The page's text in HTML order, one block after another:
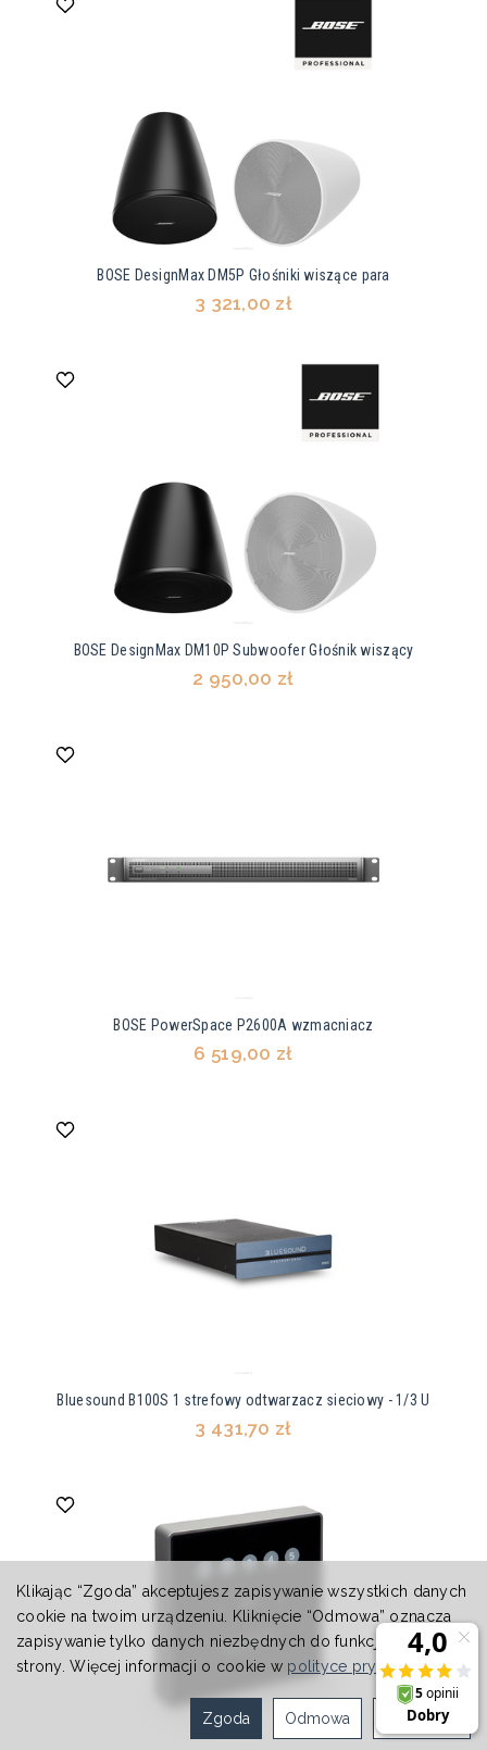
BOSE DesignMax DM5P Głośniki wiszące para
3 321,00 zł
BOSE DesignMax DM10P Subwoofer Głośnik wiszący
2 950,00 zł
BOSE PowerSpace P2600A wzmacniacz
6 519,00 zł
Bluesound B100S 1 strefowy odtwarzacz sieciowy - 1/3 U
3 431,70 zł
Klikając “Zgoda” akceptujesz zapisywanie wszystkich danych
cookie na twoim urządzeniu. Kliknięcie “Odmowa” oznacza
zapisywanie tylko danych niezbędnych do funkcjonowania
strony. Więcej informacji o cookie w polityce prywatności.
Ustawienia
Odmowa
Zgoda